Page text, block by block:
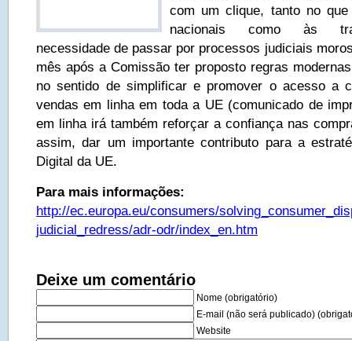
com um clique, tanto no
nacionais como às
necessidade de passar por processos judiciais
mês após a Comissão ter proposto regras
no sentido de simplificar e promover o acesso a
vendas em linha em toda a UE (comunicado de
em linha irá também reforçar a confiança nas
assim, dar um importante contributo para a
Digital da UE.
Para mais informações:
http://ec.europa.eu/consumers/
judicial_redress/adr-odr/index_en.htm
Deixe um comentário
Nome (obrigatório)
E-mail (não será publicado)
Website